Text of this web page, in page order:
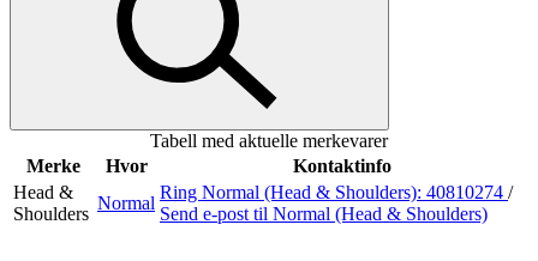
Aktiviteter
Søk
Tabell med aktuelle merkevarer
Merke
Hvor
Kontaktinfo
Head &
Shoulders
Normal
Ring Normal (Head & Shoulders): 40810274 /
Send e-post til Normal (Head & Shoulders)